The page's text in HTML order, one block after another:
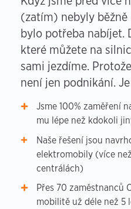
(zatím) nebyly
bylo potřeba nabíjet.
které můžete na
sami jezdíme.
není jen podnikání.
Jsme 100% zaměření
mu lépe než kdokoli
Naše řešení jsou
elektromobily (více
centrálách)
Přes 70 zaměstnanců
mobilitě už déle než 5